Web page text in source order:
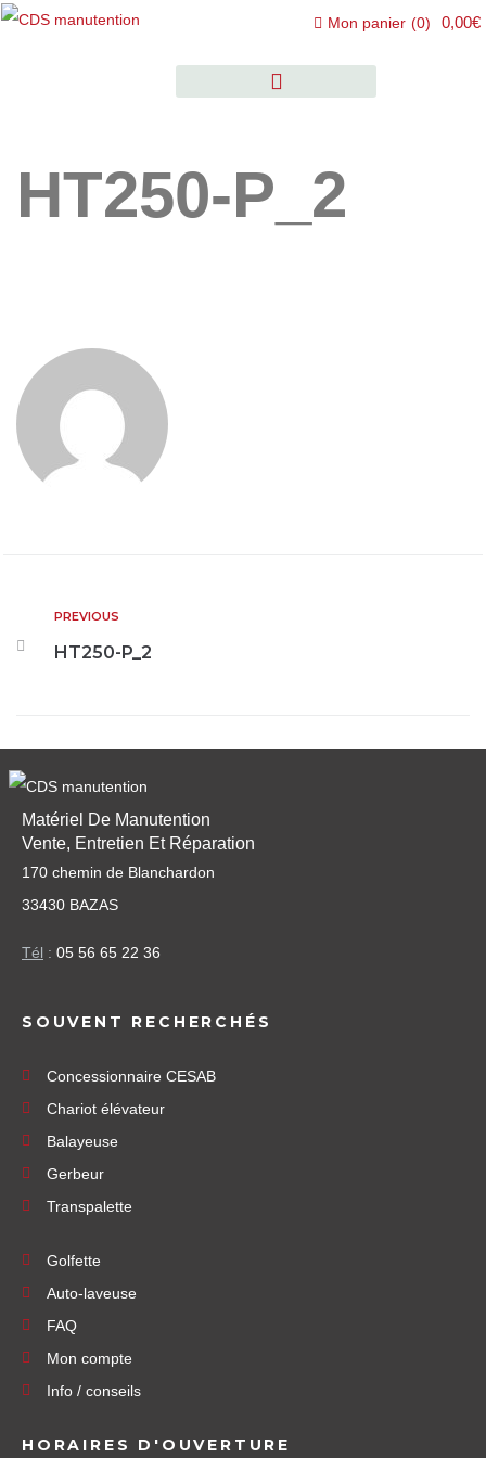
Mon panier (0) 0,00€
HT250-P_2
PREVIOUS
HT250-P_2
Matériel De Manutention
Vente, Entretien Et Réparation
170 chemin de Blanchardon
33430 BAZAS
Tél : 05 56 65 22 36
SOUVENT RECHERCHÉS
Concessionnaire CESAB
Chariot élévateur
Balayeuse
Gerbeur
Transpalette
Golfette
Auto-laveuse
FAQ
Mon compte
Info / conseils
HORAIRES D'OUVERTURE